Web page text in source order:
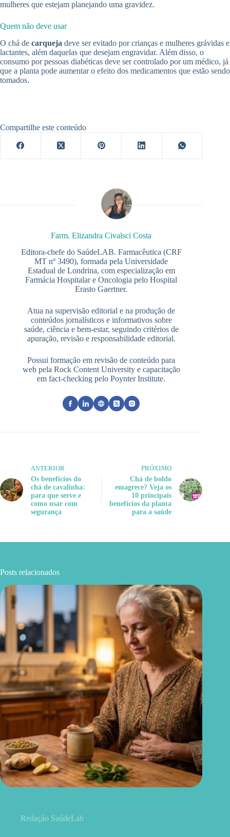
mulheres que estejam planejando uma gravidez.
Quem não deve usar
O chá de carqueja deve ser evitado por crianças e mulheres grávidas e
lactantes, além daquelas que desejam engravidar. Além disso, o
consumo por pessoas diabéticas deve ser controlado por um médico, já
que a planta pode aumentar o efeito dos medicamentos que estão sendo
tomados.
Compartilhe este conteúdo
Farm. Elizandra Civalsci Costa
Editora-chefe do SaúdeLAB. Farmacêutica (CRF
MT nº 3490), formada pela Universidade
Estadual de Londrina, com especialização em
Farmácia Hospitalar e Oncologia pelo Hospital
Erasto Gaertner.
Atua na supervisão editorial e na produção de
conteúdos jornalísticos e informativos sobre
saúde, ciência e bem-estar, seguindo critérios de
apuração, revisão e responsabilidade editorial.
Possui formação em revisão de conteúdo para
web pela Rock Content University e capacitação
em fact-checking pelo Poynter Institute.
ANTERIOR
Os benefícios do
chá de cavalinha:
para que serve e
como usar com
segurança
PRÓXIMO
Chá de boldo
emagrece? Veja os
10 principais
benefícios da planta
para a saúde
Posts relacionados
Redação SaúdeLab